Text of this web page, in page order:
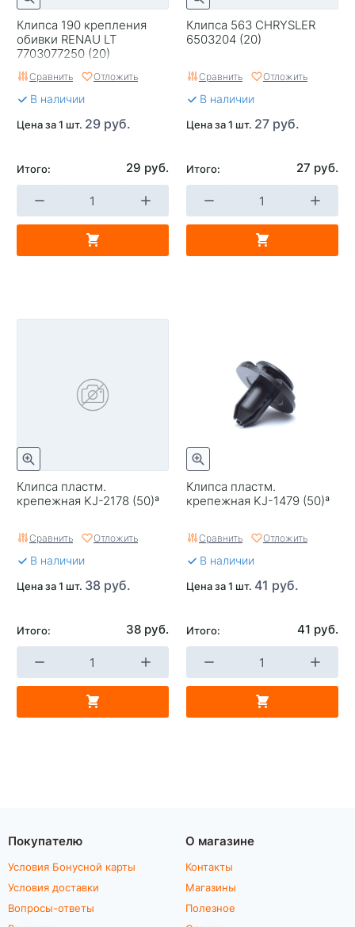
Клипса 190 крепления
обивки RENAU LT
7703077250 (20)
Сравнить Отложить
В наличии
Цена за 1 шт. 29 руб.
Итого: 29 руб.
Клипса 563 CHRYSLER
6503204 (20)
Сравнить Отложить
В наличии
Цена за 1 шт. 27 руб.
Итого: 27 руб.
Клипса пластм.
крепежная KJ-2178 (50)ª
Сравнить Отложить
В наличии
Цена за 1 шт. 38 руб.
Итого: 38 руб.
Клипса пластм.
крепежная KJ-1479 (50)ª
Сравнить Отложить
В наличии
Цена за 1 шт. 41 руб.
Итого: 41 руб.
Покупателю
Условия Бонусной карты
Условия доставки
Вопросы-ответы
О магазине
Контакты
Магазины
Полезное